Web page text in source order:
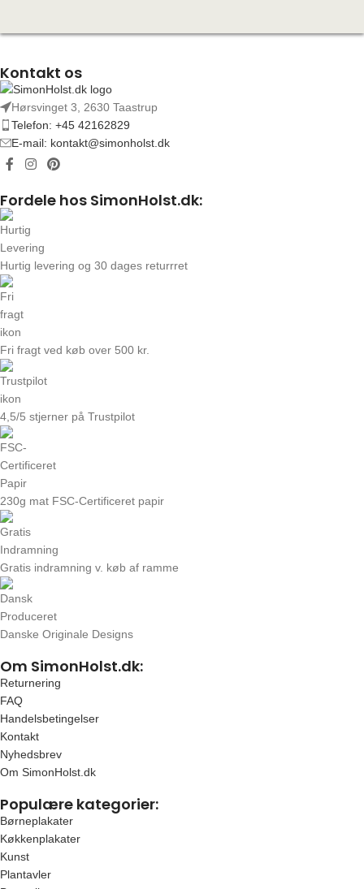
Kontakt os
Hørsvinget 3, 2630 Taastrup
Telefon: +45 42162829
E-mail: kontakt@simonholst.dk
Fordele hos SimonHolst.dk:
Hurtig levering og 30 dages returrret
Fri fragt ved køb over 500 kr.
4,5/5 stjerner på Trustpilot
230g mat FSC-Certificeret papir
Gratis indramning v. køb af ramme
Danske Originale Designs
Om SimonHolst.dk:
Returnering
FAQ
Handelsbetingelser
Kontakt
Nyhedsbrev
Om SimonHolst.dk
Populære kategorier:
Børneplakater
Køkkenplakater
Kunst
Plantavler